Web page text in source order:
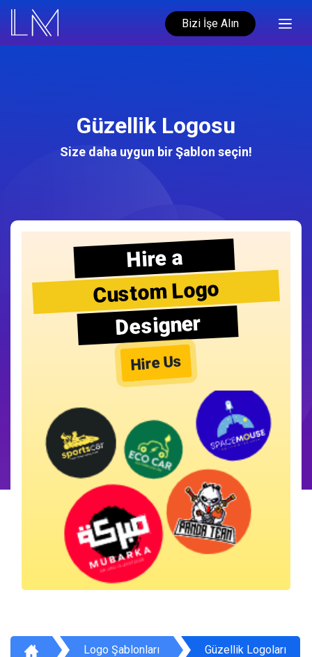
Bizi İşe Alın
Güzellik Logosu
Size daha uygun bir Şablon seçin!
Hire a
Custom Logo
Designer
Hire Us
Logo Şablonları Güzellik Logoları